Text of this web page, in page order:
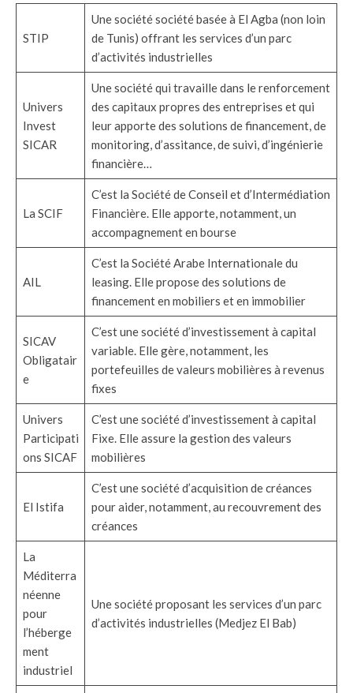
STIP
Une société société basée à El Agba (non loin
de Tunis) offrant les services d’un parc
d’activités industrielles
Univers
Invest
SICAR
Une société qui travaille dans le renforcement
des capitaux propres des entreprises et qui
leur apporte des solutions de financement, de
monitoring, d’assitance, de suivi, d’ingénierie
financière…
La SCIF
C’est la Société de Conseil et d’Intermédiation
Financière. Elle apporte, notamment, un
accompagnement en bourse
AIL
C’est la Société Arabe Internationale du
leasing. Elle propose des solutions de
financement en mobiliers et en immobilier
SICAV
Obligatair
e
C’est une société d’investissement à capital
variable. Elle gère, notamment, les
portefeuilles de valeurs mobilières à revenus
fixes
Univers
Participati
ons SICAF
C’est une société d’investissement à capital
Fixe. Elle assure la gestion des valeurs
mobilières
El Istifa
C’est une société d’acquisition de créances
pour aider, notamment, au recouvrement des
créances
La
Méditerra
néenne
pour
l’héberge
ment
industriel
Une société proposant les services d’un parc
d’activités industrielles (Medjez El Bab)